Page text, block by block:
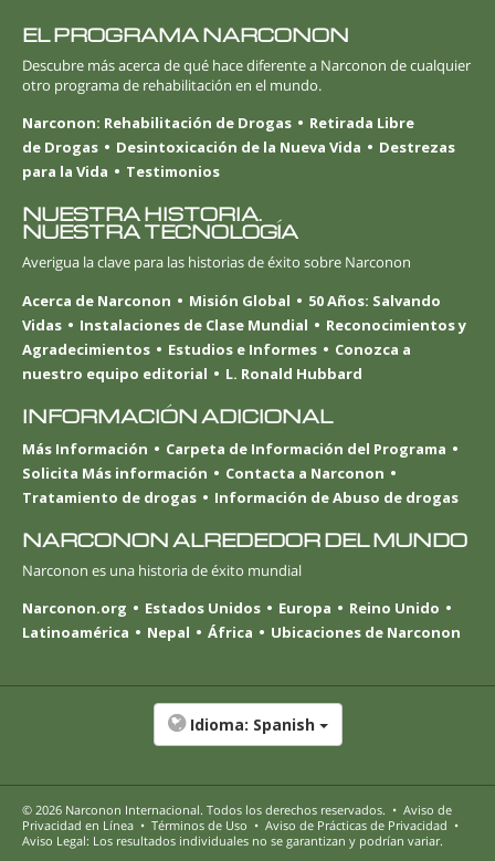
EL PROGRAMA NARCONON
Descubre más acerca de qué hace diferente a Narconon de cualquier
otro programa de rehabilitación en el mundo.
Narconon: Rehabilitación de Drogas
Retirada Libre
de Drogas
Desintoxicación de la Nueva Vida
Destrezas
para la Vida
Testimonios
NUESTRA HISTORIA.
NUESTRA TECNOLOGÍA
Averigua la clave para las historias de éxito sobre Narconon
Acerca de Narconon
Misión Global
50 Años: Salvando
Vidas
Instalaciones de Clase Mundial
Reconocimientos y
Agradecimientos
Estudios e Informes
Conozca a
nuestro equipo editorial
L. Ronald Hubbard
INFORMACIÓN ADICIONAL
Más Información
Carpeta de Información del Programa
Solicita Más información
Contacta a Narconon
Tratamiento de drogas
Información de Abuso de drogas
NARCONON ALREDEDOR DEL MUNDO
Narconon es una historia de éxito mundial
Narconon.org
Estados Unidos Europa
Reino Unido
Latinoamérica
Nepal África Ubicaciones de Narconon
Idioma: Spanish
© 2026 Narconon Internacional. Todos los derechos reservados. • Aviso de
Privacidad en Línea • Términos de Uso • Aviso de Prácticas de Privacidad •
Aviso Legal: Los resultados individuales no se garantizan y podrían variar.